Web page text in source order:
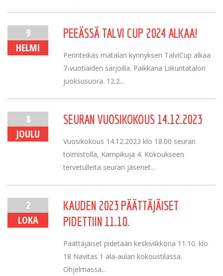
9
HELMI
PEEÄSSÄ TALVI CUP 2024 ALKAA!
Perinteikäs matalan kynnyksen TalviCup alkaa
7-vuotiaiden sarjoilla. Paikkana Liikuntatalon
juoksusuora. 12.2...
8
JOULU
SEURAN VUOSIKOKOUS 14.12.2023
Vuosikokous 14.12.2023 klo 18.00 seuran
toimistolla, Kampikuja 4. Kokoukseen
tervetulleita seuran jäsenet...
2
LOKA
KAUDEN 2023 PÄÄTTÄJÄISET
PIDETTIIN 11.10.
Päättäjäiset pidetään keskiviikkona 11.10. klo
18 Navitas 1 ala-aulan kokoustilassa.
Ohjelmassa...